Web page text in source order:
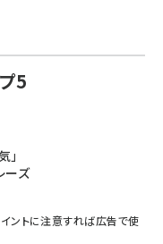
5
」
ーズ
イントに注意すれば広告で使